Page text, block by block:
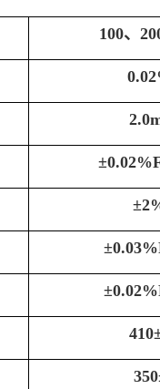
100、
0.02
±0.02
±2
±0.03
±0.02
410